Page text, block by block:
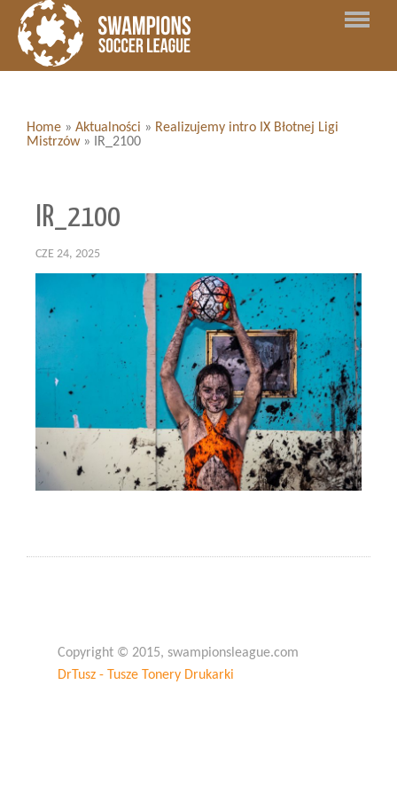
Home » Aktualności » Realizujemy intro IX Błotnej Ligi
Mistrzów » IR_2100
IR_2100
CZE 24, 2025
Copyright © 2015, swampionsleague.com
DrTusz - Tusze Tonery Drukarki